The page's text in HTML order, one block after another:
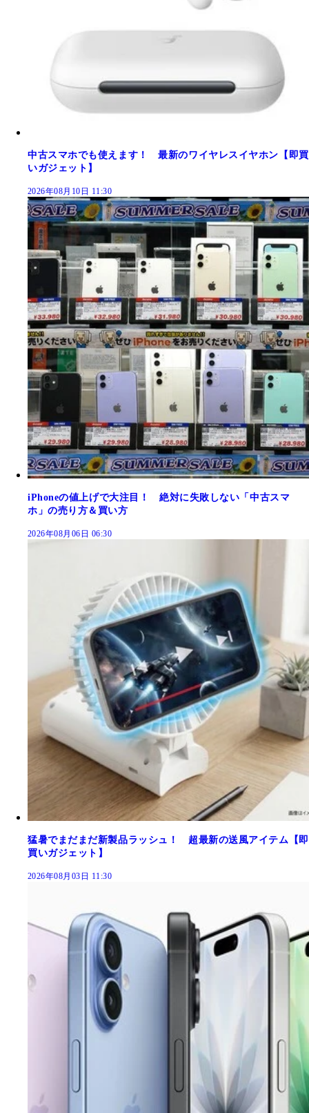
中古スマホでも使えます！ 最新のワイヤレスイヤホン【即買
いガジェット】
2026年08月10日 11:30
iPhoneの値上げで大注目！ 絶対に失敗しない「中古スマ
ホ」の売り方＆買い方
2026年08月06日 06:30
猛暑でまだまだ新製品ラッシュ！ 超最新の送風アイテム【即
買いガジェット】
2026年08月03日 11:30